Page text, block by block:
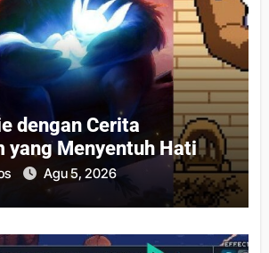
dengan Cerita
yang Menyentuh Hati
Agu 5, 2026